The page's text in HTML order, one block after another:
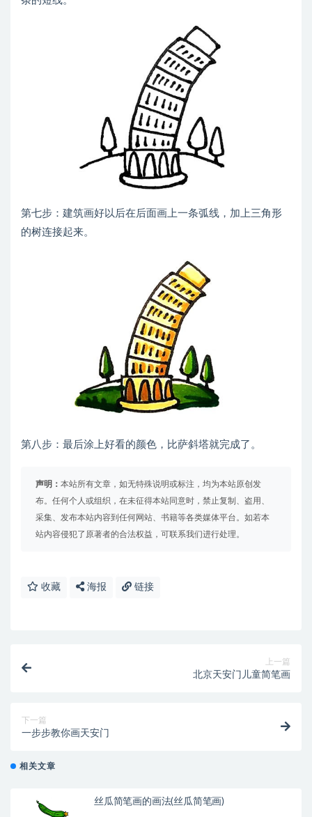
第七步：建筑画好以后在后面画上一条弧线，加上三角形
的树连接起来。
第八步：最后涂上好看的颜色，比萨斜塔就完成了。
声明： 本站所有文章，如无特殊说明或标注，均为本站原创发
布。任何个人或组织，在未征得本站同意时，禁止复制、盗用、
采集、发布本站内容到任何网站、书籍等各类媒体平台。如若本
站内容侵犯了原著者的合法权益，可联系我们进行处理。
收藏 海报 链接
上一篇
北京天安门儿童简笔画
下一篇
一步步教你画天安门
相关文章
丝瓜简笔画的画法(丝瓜简笔画)